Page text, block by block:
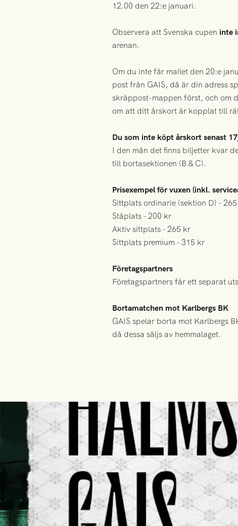
12.00 den 22:e januari.
Observera att Svenska cupen inte
arenan.
Om du inte får mailet den 20:e
post från GAIS, då är din adress
skräppost-mappen först, och om
om att ditt årskort är kopplat till
Du som inte köpt årskort senast
I den mån det finns biljetter kvar
till bortasektionen (B & C).
Prisexempel för vuxen (inkl.
Sittplats ordinarie (sektion D) -
Ståplats - 200 kr
Aktiv sittplats - 265 kr
Sittplats premium - 315 kr
Företagspartners
Företagspartners får ett separat
Bortamatchen mot Karlbergs BK
GAIS spelar borta mot Karlbergs
då dessa säljs av hemmalaget.